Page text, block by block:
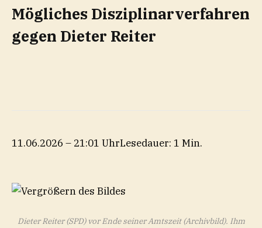
Mögliches Disziplinarverfahren
gegen Dieter Reiter
11.06.2026 – 21:01 UhrLesedauer: 1 Min.
Dieter Reiter (SPD) vor Ende seiner Amtszeit (Archivbild). Ihm